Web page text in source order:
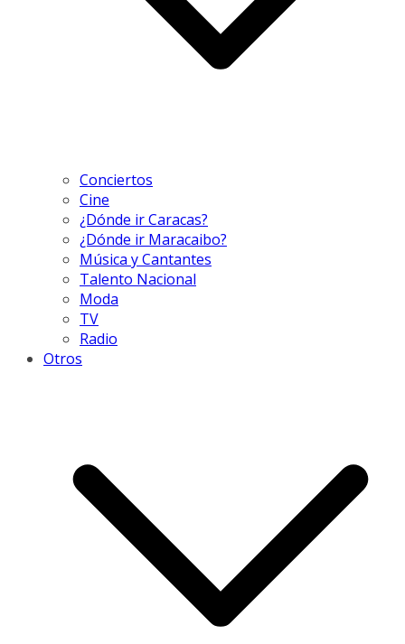
Conciertos
Cine
¿Dónde ir Caracas?
¿Dónde ir Maracaibo?
Música y Cantantes
Talento Nacional
Moda
TV
Radio
Otros